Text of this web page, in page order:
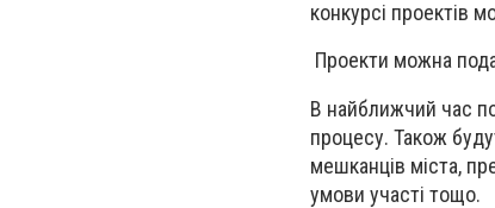
конкурсі проектів
Проекти можна
В найближчий час
процесу. Також
мешканців міста,
умови участі тощо.